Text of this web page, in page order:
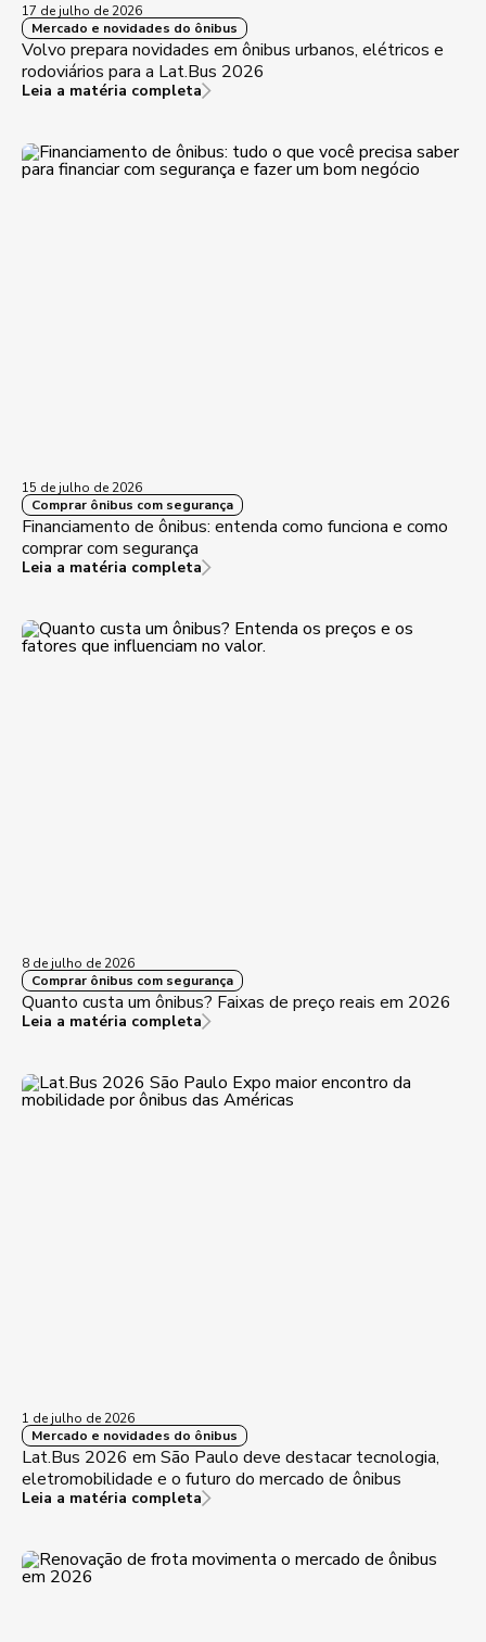
17 de julho de 2026
Mercado e novidades do ônibus
Volvo prepara novidades em ônibus urbanos, elétricos e
rodoviários para a Lat.Bus 2026
Leia a matéria completa
15 de julho de 2026
Comprar ônibus com segurança
Financiamento de ônibus: entenda como funciona e como
comprar com segurança
Leia a matéria completa
8 de julho de 2026
Comprar ônibus com segurança
Quanto custa um ônibus? Faixas de preço reais em 2026
Leia a matéria completa
1 de julho de 2026
Mercado e novidades do ônibus
Lat.Bus 2026 em São Paulo deve destacar tecnologia,
eletromobilidade e o futuro do mercado de ônibus
Leia a matéria completa